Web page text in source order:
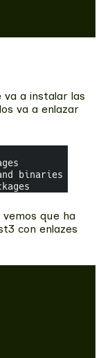
va a instalar las
va a enlazar
que ha
con enlazes